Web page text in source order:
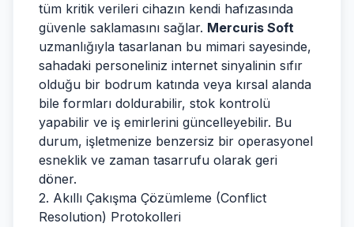
tüm kritik verileri cihazın kendi hafızasında
güvenle saklamasını sağlar. Mercuris Soft
uzmanlığıyla tasarlanan bu mimari sayesinde,
sahadaki personeliniz internet sinyalinin sıfır
olduğu bir bodrum katında veya kırsal alanda
bile formları doldurabilir, stok kontrolü
yapabilir ve iş emirlerini güncelleyebilir. Bu
durum, işletmenize benzersiz bir operasyonel
esneklik ve zaman tasarrufu olarak geri
döner.
2. Akıllı Çakışma Çözümleme (Conflict
Resolution) Protokolleri